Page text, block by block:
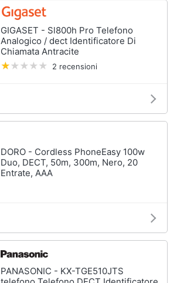
GIGASET - Sl800h Pro Telefono
Analogico / dect Identificatore Di
Chiamata Antracite
2 recensioni
DORO - Cordless PhoneEasy 100w
Duo, DECT, 50m, 300m, Nero, 20
Entrate, AAA
PANASONIC - KX-TGE510JTS